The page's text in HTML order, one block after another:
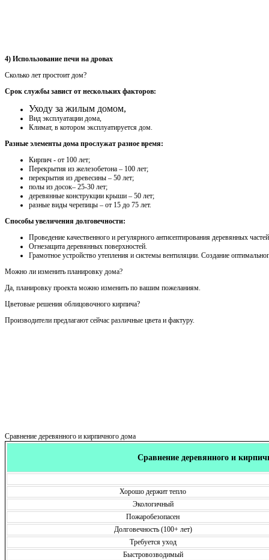
4) Использование печи на дровах
Сколько лет простоит дом?
Срок службы завист от нескольких факторов:
Уходу за жилым домом,
Вид эксплуатации дома,
Климат, в котором эксплуатируется дом.
Разные элементы дома прослужат разное время:
Кирпич - от 100 лет;
Перекрытия из железобетона – 100 лет;
перекрытия из древесины – 50 лет;
полы из досок– 25-30 лет;
деревянные конструкции крыши – 50 лет;
разные виды черепицы – от 15 до 75 лет.
Способы увеличения долговечности:
Проведение качественного и регулярного антисептирования деревянных
Огнезащита деревянных поверхностей.
Грамотное устройство утепления и системы вентиляции. Создание
Можно ли изменить планировку дома?
Да, планировку проекта можно изменить по вашим пожеланиям.
Цветовые решения облицовочного кирпича?
Производители предлагают сейчас различные цвета и фактуру.
Сравнение деревянного и кирпичного дома
Сравнение деревянного и
Хорошо держит тепло
Экологичный
Пожаробезопасен
Долговечность (100+ лет)
Требуется уход
Быстровозводимый